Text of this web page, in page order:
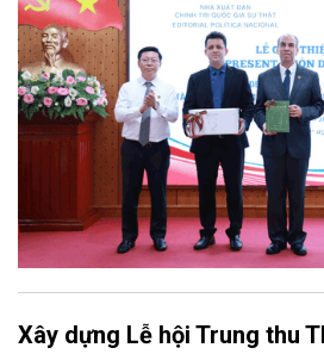
tác phẩm chọn lọc của Tổng Tư lệnh
tập bằng tiếng Tây Ban Nha.
Xây dựng Lễ hội Trung thu